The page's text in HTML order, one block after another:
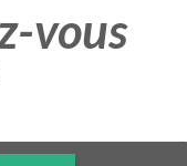
vous